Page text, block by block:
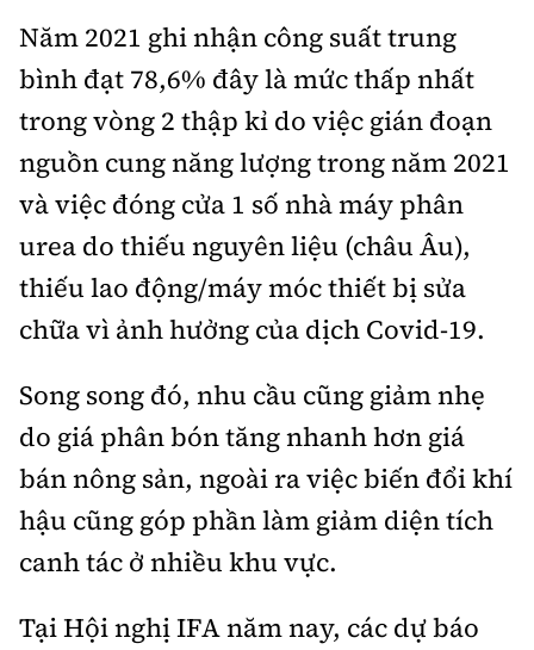
Nhà thầu
Mời thầu - Đấu thầu
Thi viết về GTVT
Âm nhạc
Hậu trường sao
360 độ thể thao
Sản phẩm mới
Tư vấn
Thời sự Quốc tế
Hồ sơ tài liệu
Thế giới giao thông
Thế giới xây dựng
Đi ++
Du lịch
Khám phá
Lối sống
Ẩm thực
Video
Thời sự
Khám phá
Camera giao thông
Câu chuyện giao thông
Giải trí - Thể thao
Giấy phép số: 03/GP-BVHTTDL, cấp ngày 1/4/2025.
Tòa soạn: Số 2 Nguyễn Công Hoan, phường Giảng Võ,
Hà Nội.
Tổng biên tập: Nguyễn Thị Hồng Nga
Nguyễn Đức Thắng, La Đức Hùng
Năm 2021 ghi nhận công suất trung
bình đạt 78,6% đây là mức thấp nhất
trong vòng 2 thập kỉ do việc gián đoạn
nguồn cung năng lượng trong năm 2021
và việc đóng cửa 1 số nhà máy phân
urea do thiếu nguyên liệu (châu Âu),
thiếu lao động/máy móc thiết bị sửa
chữa vì ảnh hưởng của dịch Covid-19.
Song song đó, nhu cầu cũng giảm nhẹ
do giá phân bón tăng nhanh hơn giá
bán nông sản, ngoài ra việc biến đổi khí
hậu cũng góp phần làm giảm diện tích
canh tác ở nhiều khu vực.
Tại Hội nghị IFA năm nay, các dự báo